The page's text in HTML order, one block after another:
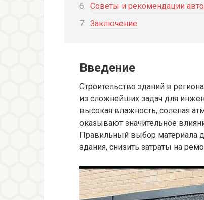
Советы и рекомендации
Заключение
Введение
Строительство зданий в
из сложнейших задач для
высокая влажность, соленая
оказывают значительное
Правильный выбор материала
здания, снизить затраты на